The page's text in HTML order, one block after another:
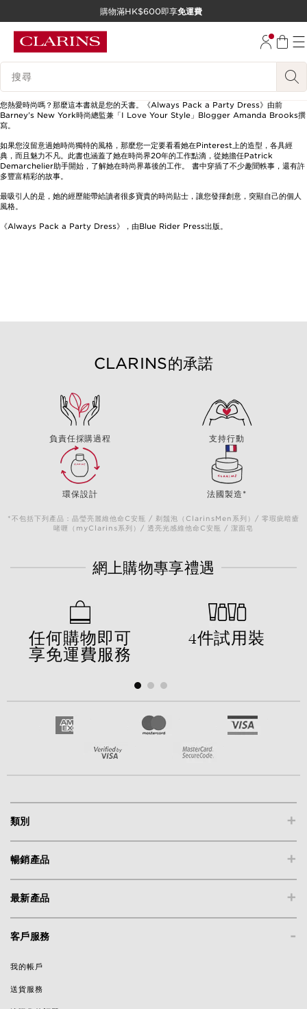
跳至內容
購物滿HK$600即享免運費
搜尋內容說明
您熱愛時尚嗎？那麼這本書就是您的天書。《Always Pack a Party Dress》由前
Barney’s New York時尚總監兼「I Love Your Style」Blogger Amanda Brooks撰
寫。
如果您沒留意過她時尚獨特的風格，那麼您一定要看看她在Pinterest上的造型，各具經
典，而且魅力不凡。此書也涵蓋了她在時尚界20年的工作點滴，從她擔任Patrick
Demarchelier助手開始，了解她在時尚界幕後的工作。 書中穿插了不少趣聞軼事，還有許
多豐富精彩的故事。
最吸引人的是，她的經歷能帶給讀者很多寶貴的時尚貼士，讓您發揮創意，突顯自己的個人
風格。
《Always Pack a Party Dress》，由Blue Rider Press出版。
CLARINS的承諾
負責任採購過程 支持行動
環保設計 法國製造*
*不包括下列產品：晶瑩亮麗維他命C安瓶 / 剃鬚泡（ClarinsMen系列）/ 零瑕疵暗瘡
啫喱（myClarins系列）/ 透亮光感維他命C安瓶 / 潔面皂
網上購物專享禮遇
任何購物即可
享免運費服務
4件試用裝
+
類別
+
暢銷產品
+
最新產品
-
客戶服務
我的帳戶
送貨服務